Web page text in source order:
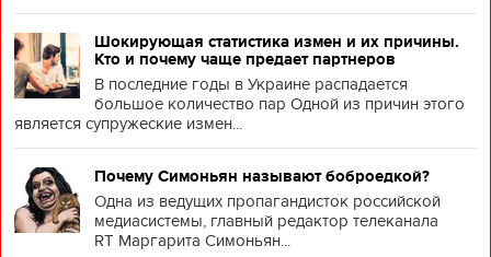
Шокирующая статистика измен и их причины.
Кто и почему чаще предает партнеров
В последние годы в Украине распадается
большое количество пар Одной из причин этого
является супружеские измен...
Почему Симоньян называют боброедкой?
Одна из ведущих пропагандисток российской
медиасистемы, главный редактор телеканала
RT Маргарита Симоньян...